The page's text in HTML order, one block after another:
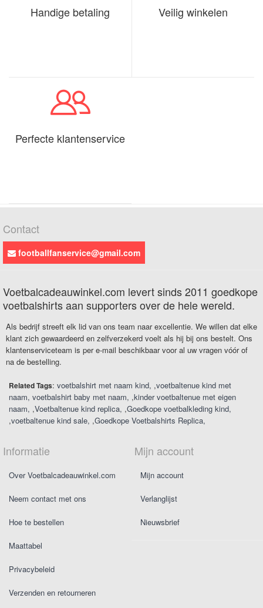
Handige betaling Veilig winkelen
Perfecte klantenservice
Contact
footballfanservice@gmail.com
Voetbalcadeauwinkel.com levert sinds 2011 goedkope
voetbalshirts aan supporters over de hele wereld.
Als bedrijf streeft elk lid van ons team naar excellentie. We willen dat elke
klant zich gewaardeerd en zelfverzekerd voelt als hij bij ons bestelt. Ons
klantenserviceteam is per e-mail beschikbaar voor al uw vragen vóór of
na de bestelling.
Related Tags: voetbalshirt met naam kind ,voetbaltenue kind met
naam voetbalshirt baby met naam ,kinder voetbaltenue met eigen
naam ,Voetbaltenue kind replica ,Goedkope voetbalkleding kind
,voetbaltenue kind sale ,Goedkope Voetbalshirts Replica
Informatie
Over Voetbalcadeauwinkel.com
Neem contact met ons
Hoe te bestellen
Maattabel
Privacybeleid
Verzenden en retourneren
Mijn account
Mijn account
Verlanglijst
Nieuwsbrief